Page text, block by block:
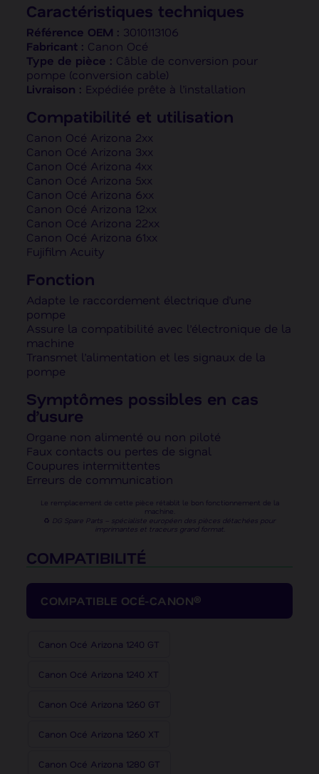
Caractéristiques techniques
Référence OEM : 3010113106
Fabricant : Canon Océ
Type de pièce : Câble de conversion pour
pompe (conversion cable)
Livraison : Expédiée prête à l’installation
Compatibilité et utilisation
Canon Océ Arizona 2xx
Canon Océ Arizona 3xx
Canon Océ Arizona 4xx
Canon Océ Arizona 5xx
Canon Océ Arizona 6xx
Canon Océ Arizona 12xx
Canon Océ Arizona 22xx
Canon Océ Arizona 61xx
Fujifilm Acuity
Fonction
Adapte le raccordement électrique d’une
pompe
Assure la compatibilité avec l’électronique de la
machine
Transmet l’alimentation et les signaux de la
pompe
Symptômes possibles en cas
d’usure
Organe non alimenté ou non piloté
Faux contacts ou pertes de signal
Coupures intermittentes
Erreurs de communication
Le remplacement de cette pièce rétablit le bon fonctionnement de la
machine.
♻️ DG Spare Parts – spécialiste européen des pièces détachées pour
imprimantes et traceurs grand format.
COMPATIBILITÉ
COMPATIBLE OCÉ-CANON®
Canon Océ Arizona 1240 GT
Canon Océ Arizona 1240 XT
Canon Océ Arizona 1260 GT
Canon Océ Arizona 1260 XT
Canon Océ Arizona 1280 GT